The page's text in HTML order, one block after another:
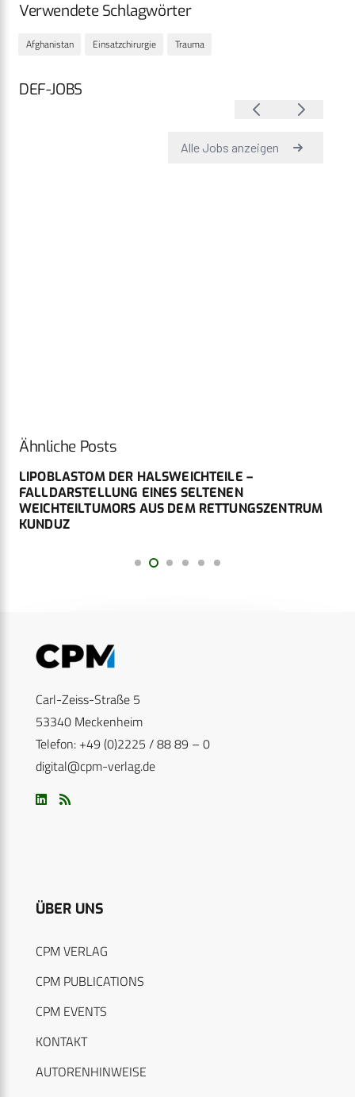
Verwendete Schlagwörter
Afghanistan Einsatzchirurgie Trauma
DEF-JOBS
Ähnliche Posts
LIPOBLASTOM DER HALSWEICHTEILE –
FALLDARSTELLUNG EINES SELTENEN
WEICHTEILTUMORS AUS DEM RETTUNGSZENTRUM
KUNDUZ
Carl-Zeiss-Straße 5
53340 Meckenheim
Telefon: +49 (0)2225 / 88 89 – 0
digital@cpm-verlag.de
ÜBER UNS
CPM VERLAG
CPM PUBLICATIONS
CPM EVENTS
KONTAKT
AUTORENHINWEISE